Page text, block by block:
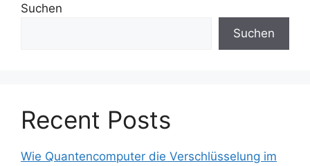
Suchen
Suchen
Recent Posts
Wie Quantencomputer die Verschlüsselung im